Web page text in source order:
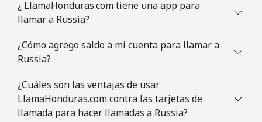
¿ LlamaHonduras.com tiene una app para
llamar a Russia?
¿Cómo agrego saldo a mi cuenta para llamar a
Russia?
¿Cuáles son las ventajas de usar
LlamaHonduras.com contra las tarjetas de
llamada para hacer llamadas a Russia?